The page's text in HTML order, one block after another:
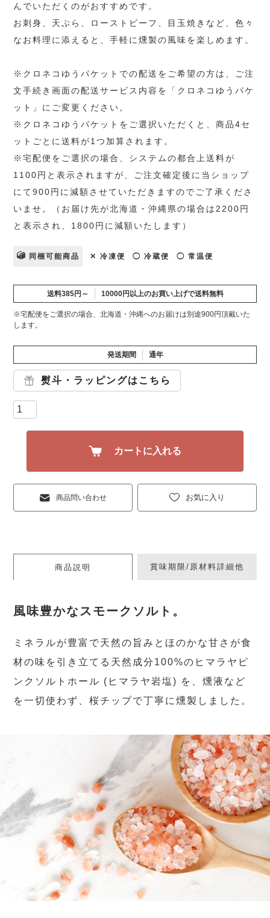
んでいただくのがおすすめです。
お刺身、天ぷら、ローストビーフ、目玉焼きなど、色々
なお料理に添えると、手軽に燻製の風味を楽しめます。
※クロネコゆうパケットでの配送をご希望の方は、ご注
文手続き画面の配送サービス内容を「クロネコゆうパケ
ット」にご変更ください。
※クロネコゆうパケットをご選択いただくと、商品4セ
ットごとに送料が1つ加算されます。
※宅配便をご選択の場合、システムの都合上送料が
1100円と表示されますが、ご注文確定後に当ショップ
にて900円に減額させていただきますのでご了承くださ
いませ。（お届け先が北海道・沖縄県の場合は2200円
と表示され、1800円に減額いたします）
同梱可能商品 ✕ 冷凍便 ◯ 冷蔵便 ◯ 常温便
送料385円～ 10000円以上のお買い上げで送料無料
※宅配便をご選択の場合、北海道・沖縄へのお届けは別途900円頂戴いた
します。
発送期間 通年
熨斗・ラッピングはこちら
お気に入り
カートに入れる
商品問い合わせ
商品説明 賞味期限/原材料詳細他
風味豊かなスモークソルト。
ミネラルが豊富で天然の旨みとほのかな甘さが食
材の味を引き立てる天然成分100%のヒマラヤピ
ンクソルトホール (ヒマラヤ岩塩) を、燻液など
を一切使わず、桜チップで丁寧に燻製しました。